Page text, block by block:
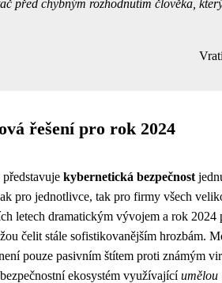
před chybným rozhodnutím člověka,
řešení pro rok 2024
kybernetická bezpečnost
pro jednotlivce, tak pro firmy všech
letech dramatickým vývojem a rok 2024
čelit stále sofistikovanějším hrozbám.
pouze pasivním štítem proti známým
ekosystém využívajícíumělou